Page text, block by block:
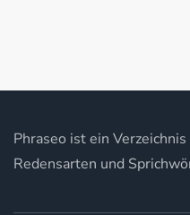
Phraseo ist ein
Redensarten und